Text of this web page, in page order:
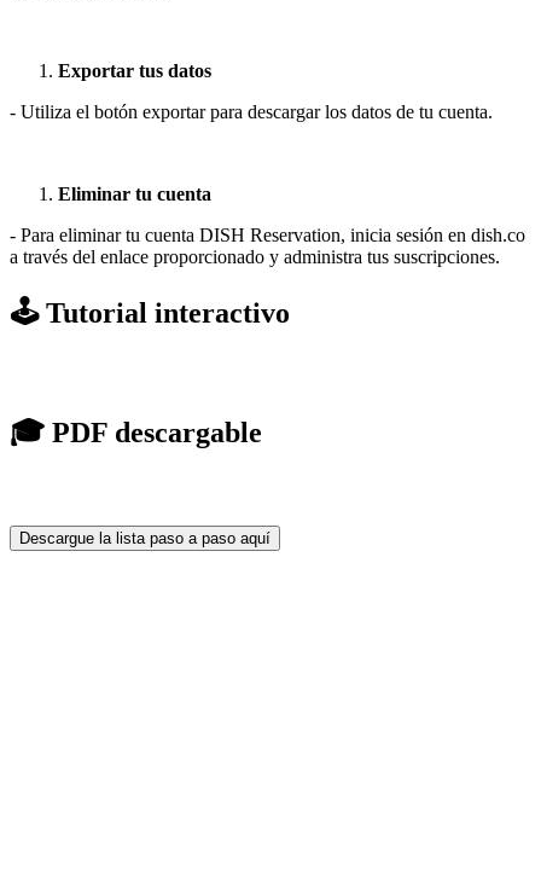
Exportar tus datos
- Utiliza el botón exportar para descargar los datos de tu cuenta.
Eliminar tu cuenta
- Para eliminar tu cuenta DISH Reservation, inicia sesión en dish.co
a través del enlace proporcionado y administra tus suscripciones.
🕹️ Tutorial interactivo
🎓 PDF descargable
Descargue la lista paso a paso aquí